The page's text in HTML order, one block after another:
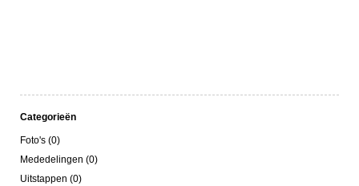
Categorieën
Foto's (0)
Mededelingen (0)
Uitstappen (0)